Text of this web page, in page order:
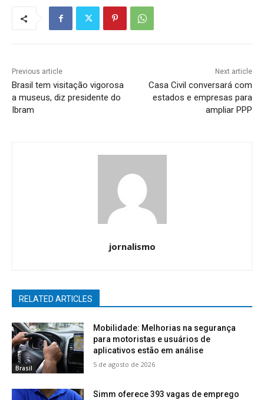
Previous article
Brasil tem visitação vigorosa
a museus, diz presidente do
Ibram
Next article
Casa Civil conversará com
estados e empresas para
ampliar PPP
jornalismo
RELATED ARTICLES
Brasil
Mobilidade: Melhorias na segurança
para motoristas e usuários de
aplicativos estão em análise
5 de agosto de 2026
Simm oferece 393 vagas de emprego